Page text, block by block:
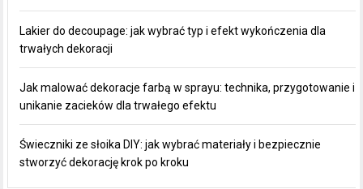
Lakier do decoupage: jak wybrać typ i efekt wykończenia dla
trwałych dekoracji
Jak malować dekoracje farbą w sprayu: technika, przygotowanie i
unikanie zacieków dla trwałego efektu
Świeczniki ze słoika DIY: jak wybrać materiały i bezpiecznie
stworzyć dekorację krok po kroku